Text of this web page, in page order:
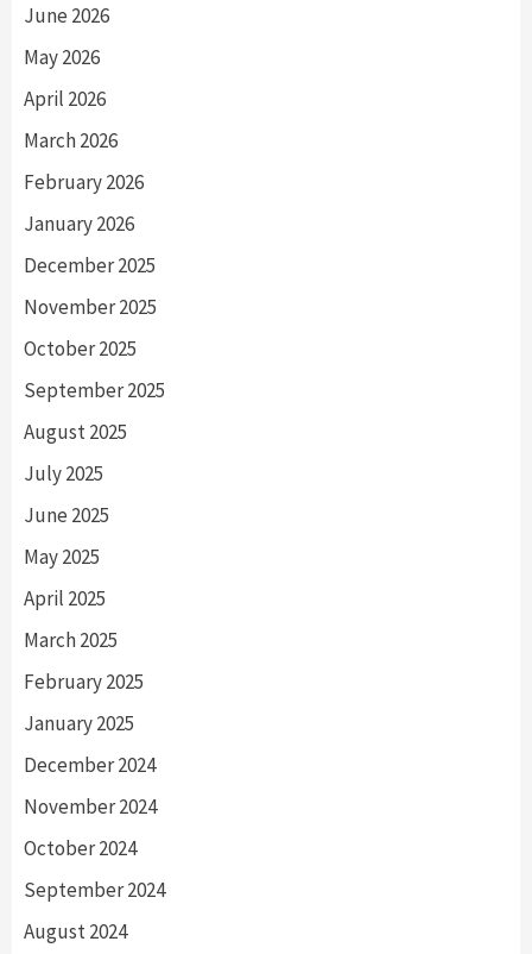
June 2026
May 2026
April 2026
March 2026
February 2026
January 2026
December 2025
November 2025
October 2025
September 2025
August 2025
July 2025
June 2025
May 2025
April 2025
March 2025
February 2025
January 2025
December 2024
November 2024
October 2024
September 2024
August 2024